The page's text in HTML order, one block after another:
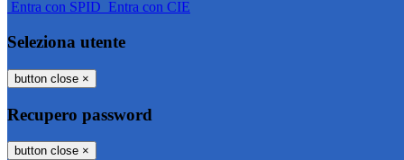
Entra con SPID Entra con CIE
Seleziona utente
button close ×
Recupero password
button close ×